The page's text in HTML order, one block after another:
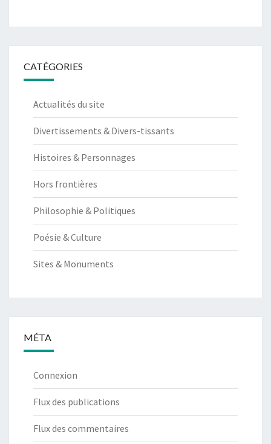
CATÉGORIES
Actualités du site
Divertissements & Divers-tissants
Histoires & Personnages
Hors frontières
Philosophie & Politiques
Poésie & Culture
Sites & Monuments
MÉTA
Connexion
Flux des publications
Flux des commentaires